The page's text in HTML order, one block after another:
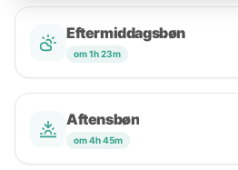
Eftermiddagsbøn
om 1h 23m
Aftensbøn
om 4h 45m